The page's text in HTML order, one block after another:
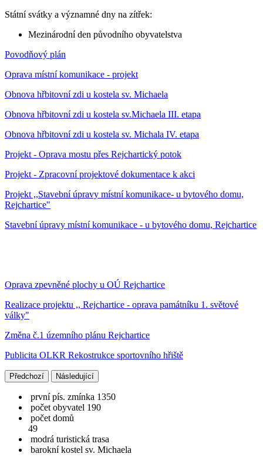
Státní svátky a významné dny na zítřek:
Mezinárodní den původního obyvatelstva
Povodňový plán
Oprava místní komunikace - projekt
Obnova hřbitovní zdi u kostela sv. Michaela
Obnova hřbitovní zdi u kostela sv.Michaela III. etapa
Obnova hřbitovní zdi u kostela sv. Michala IV. etapa
Projekt - Oprava mostu přes Rejchartický potok
Projekt - Zpracovní projektové dokumentace k akci
Projekt ,,Stavební úpravy místní komunikace- u bytového domu,
Rejchartice"
Stavební úpravy místní komunikace - u bytového domu, Rejchartice
Oprava zpevněné plochy u OÚ Rejchartice
Realizace projektu ,, Rejchartice - oprava památníku 1. světové
války"
Změna č.1 územního plánu Rejchartice
Publicita OLKR Rekostrukce sportovního hřiště
Předchozí Následující
první pís. zmínka 1350
počet obyvatel 190
počet domů
49
modrá turistická trasa
barokní kostel sv. Michaela